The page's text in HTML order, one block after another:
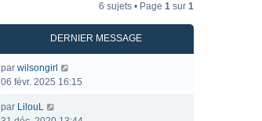
6 sujets • Page 1 sur 1
DERNIER MESSAGE
par wilsongirl
06 févr. 2025 16:15
par LilouL